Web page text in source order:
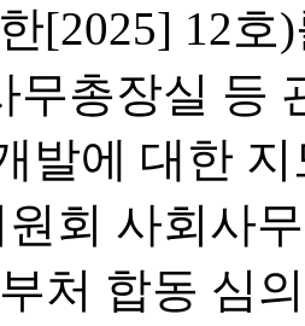
[2025] 12
무총장실 등
발에 대한
회 사회사
처 합동 심